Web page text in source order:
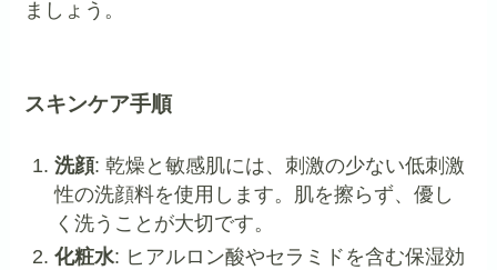
ましょう。
スキンケア手順
洗顔: 乾燥と敏感肌には、刺激の少ない低刺激
性の洗顔料を使用します。肌を擦らず、優し
く洗うことが大切です。
化粧水: ヒアルロン酸やセラミドを含む保湿効